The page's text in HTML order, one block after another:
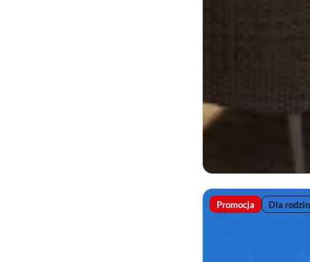
Promocja Dla rodzin